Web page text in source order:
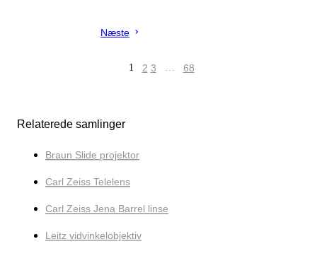
Næste
1 2 3 … 68
Relaterede samlinger
Braun Slide projektor
Carl Zeiss Telelens
Carl Zeiss Jena Barrel linse
Leitz vidvinkelobjektiv